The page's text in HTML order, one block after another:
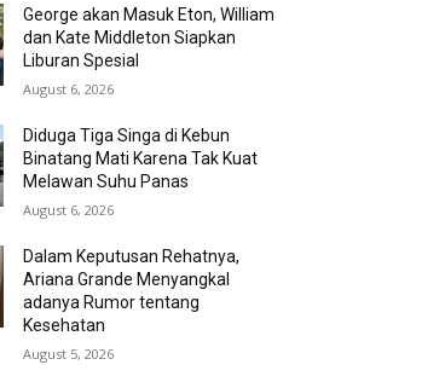
George akan Masuk Eton, William
dan Kate Middleton Siapkan
Liburan Spesial
August 6, 2026
Diduga Tiga Singa di Kebun
Binatang Mati Karena Tak Kuat
Melawan Suhu Panas
August 6, 2026
Dalam Keputusan Rehatnya,
Ariana Grande Menyangkal
adanya Rumor tentang
Kesehatan
August 5, 2026